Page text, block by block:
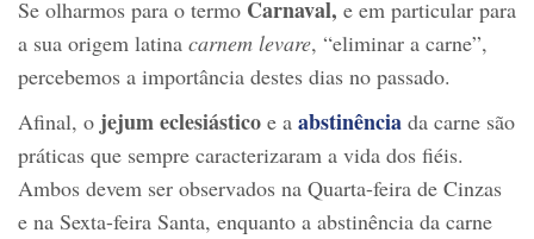
Se olharmos para o termo Carnaval, e em particular para
a sua origem latina carnem levare, “eliminar a carne”,
percebemos a importância destes dias no passado.
Afinal, o jejum eclesiástico e a abstinência da carne são
práticas que sempre caracterizaram a vida dos fiéis.
Ambos devem ser observados na Quarta-feira de Cinzas
e na Sexta-feira Santa, enquanto a abstinência da carne